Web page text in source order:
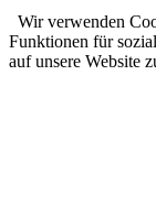
Wir verwenden
Funktionen für
auf unsere Website